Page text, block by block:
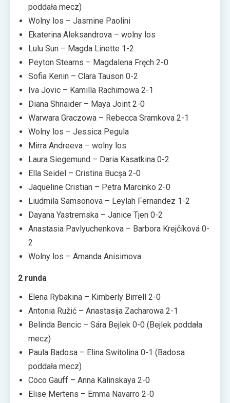
poddała mecz)
Wolny los – Jasmine Paolini
Ekaterina Aleksandrova – wolny los
Lulu Sun – Magda Linette 1-2
Peyton Stearns – Magdalena Fręch 2-0
Sofia Kenin – Clara Tauson 0-2
Iva Jovic – Kamilla Rachimowa 2-1
Diana Shnaider – Maya Joint 2-0
Warwara Graczowa – Rebecca Sramkova 2-1
Wolny los – Jessica Pegula
Mirra Andreeva – wolny los
Laura Siegemund – Daria Kasatkina 0-2
Ella Seidel – Cristina Bucșa 2-0
Jaqueline Cristian – Petra Marcinko 2-0
Liudmila Samsonova – Leylah Fernandez 1-2
Dayana Yastremska – Janice Tjen 0-2
Anastasia Pavlyuchenkova – Barbora Krejčíková 0-
2
Wolny los – Amanda Anisimova
2 runda
Elena Rybakina – Kimberly Birrell 2-0
Antonia Ružić – Anastasija Zacharowa 2-1
Belinda Bencic – Sára Bejlek 0-0 (Bejlek poddała
mecz)
Paula Badosa – Elina Switolina 0-1 (Badosa
poddała mecz)
Coco Gauff – Anna Kalinskaya 2-0
Elise Mertens – Emma Navarro 2-0